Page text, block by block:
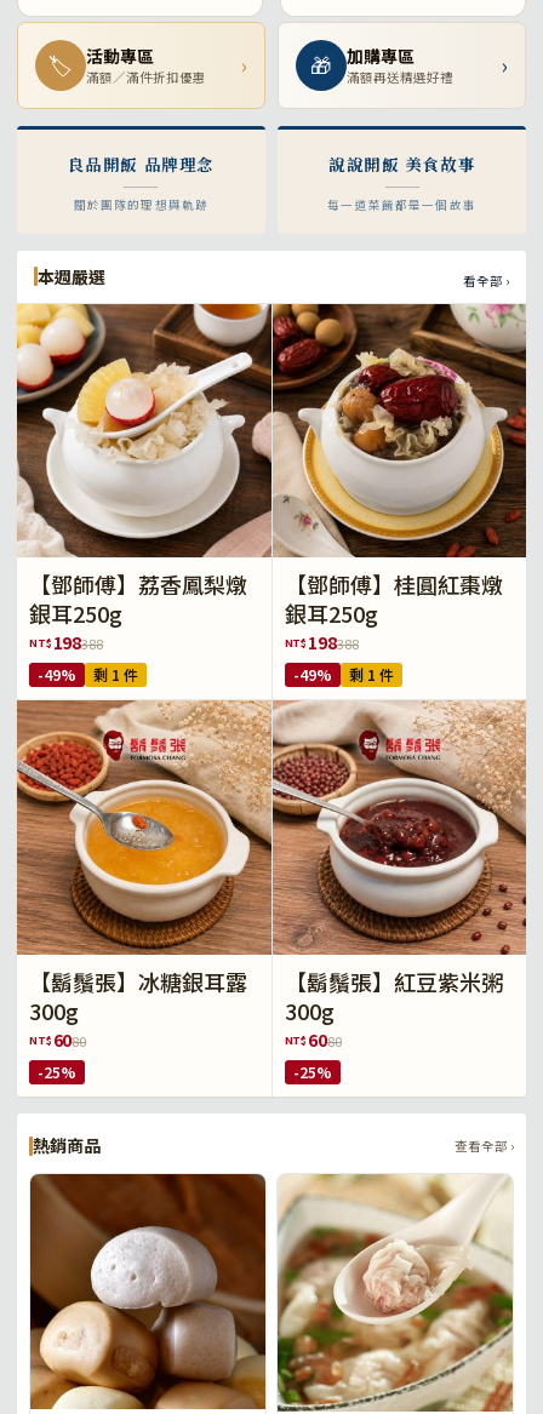
🏷 活動專區
滿額／滿件折扣優惠 › 🎁 加購專區
滿額再送精選好禮 ›
良品開飯 品牌理念
關於團隊的理想與軌跡
說說開飯 美食故事
每一道菜餚都是一個故事
本週嚴選 看全部 ›
【鄧師傅】荔香鳳梨燉
銀耳250g
NT$ 198388
-49% 剩 1 件
【鄧師傅】桂圓紅棗燉
銀耳250g
NT$ 198388
-49% 剩 1 件
【鬍鬚張】冰糖銀耳露
300g
NT$ 6080
-25%
【鬍鬚張】紅豆紫米粥
300g
NT$ 6080
-25%
熱銷商品 查看全部 ›